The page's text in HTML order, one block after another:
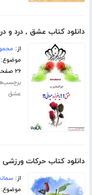
دانلود کتاب عشق , درد و
از:
۲۶ صفحه
عشق
دانلود کتاب حرکات
از: